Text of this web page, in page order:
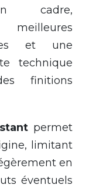
cadre,
et une
technique
finitions
permet
limitant
en
éventuels